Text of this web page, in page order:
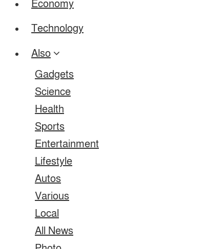
Economy
Technology
Also
Gadgets
Science
Health
Sports
Entertainment
Lifestyle
Autos
Various
Local
All News